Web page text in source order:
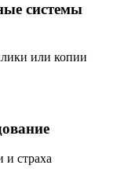
системы
или копии
и страха